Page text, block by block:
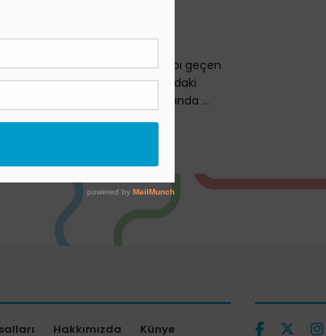
göre, tropikal orman kaybı geçen
ancak diğer göstergeler dünyadaki
alanların muazzam bir baskı altında ...
Hakkımızda Künye